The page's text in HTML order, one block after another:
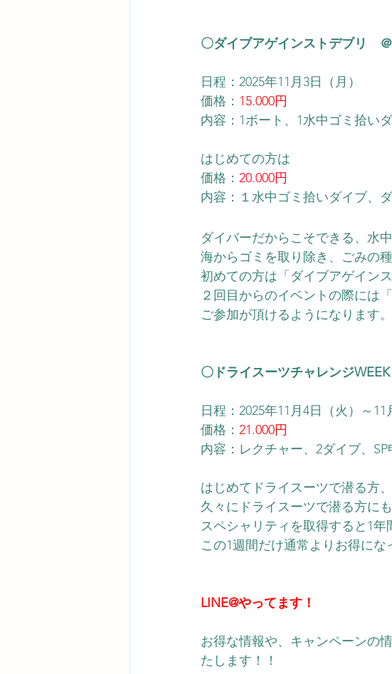
〇ダイブアゲインストデブリ　
日程：2025年11月3日（月）
価格： 15.000円
内容：1ボート、1水中ゴミ拾い
はじめての方は
価格： 20.000円
内容：１水中ゴミ拾いダイブ、
ダイバーだからこそできる、水
海からゴミを取り除き、ごみの
初めての方は「ダイブアゲイン
２回目からのイベントの際には
ご参加が頂けるようになります。
〇ドライスーツチャレンジ
日程：2025年11月4日（火）～11
価格： 21.000円
内容： レクチャー、2ダイブ、
はじめてドライスーツで潜る方、
久々にドライスーツで潜る方に
スペシャリティを取得すると1年
この1週間だけ通常よりお得にな
LINE@やってます！
お得な情報や、キャンペーンの
たします！！